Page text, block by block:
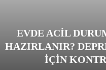
EVDE ACIL
HAZIRLANIR?
İÇIN